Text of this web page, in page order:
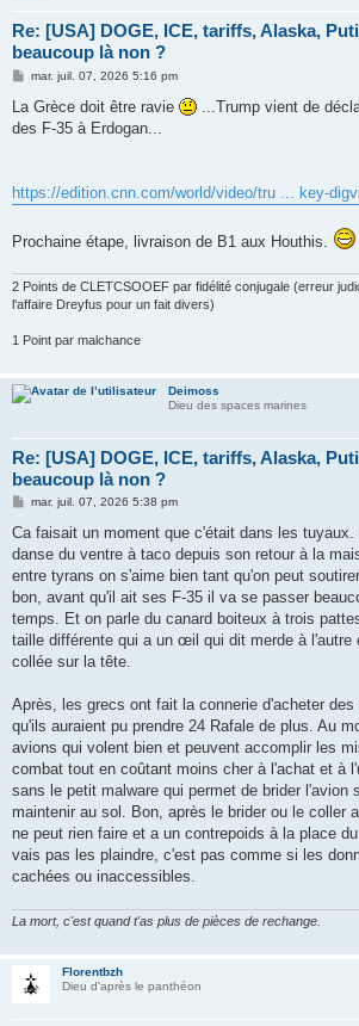
Re: [USA] DOGE, ICE, tariffs, Alaska,
beaucoup là non ?
M
s
a
mar. juil. 07, 2026 5:16 pm
La Grèce doit être ravie
...Trump vient de
des F-35 à Erdogan...
https://edition.cnn.com/world/video/tru ... key-
Prochaine étape, livraison de B1 aux Houthis.
2 Points de CLETCSOOEF par fidélité conjugale (erreur
l'affaire Dreyfus pour un fait divers)
1 Point par malchance
Deimoss
Dieu des spaces marines
Re: [USA] DOGE, ICE, tariffs, Alaska,
beaucoup là non ?
M
s
a
g
mar. juil. 07, 2026 5:38 pm
Ca faisait un moment que c'était dans les
danse du ventre à taco depuis son retour à la
entre tyrans on s'aime bien tant qu'on peut
bon, avant qu'il ait ses F-35 il va se passer
temps. Et on parle du canard boiteux à trois
taille différente qui a un œil qui dit merde à l'autre
collée sur la tête.
Après, les grecs ont fait la connerie d'acheter
qu'ils auraient pu prendre 24 Rafale de plus. Au
avions qui volent bien et peuvent accomplir les
combat tout en coûtant moins cher à l'achat et à
sans le petit malware qui permet de brider l'avion
maintenir au sol. Bon, après le brider ou le coller
ne peut rien faire et a un contrepoids à la place
vais pas les plaindre, c'est pas comme si les
cachées ou inaccessibles.
La mort, c'est quand t'as plus de pièces de rechange.
Florentbzh
Dieu d'après le panthéon